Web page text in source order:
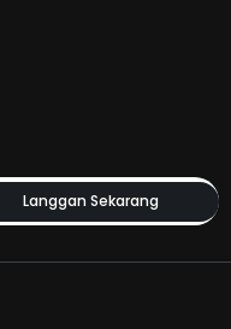
Langgan Sekarang